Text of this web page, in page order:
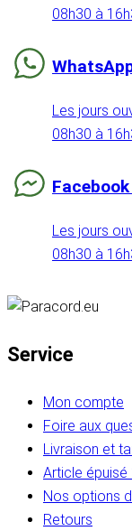
08h30 à
Les jours
08h30 à
Les jours
08h30 à
Service
Mon compte
Foire aux
Livraison et
Article épuisé
Nos options
Retours